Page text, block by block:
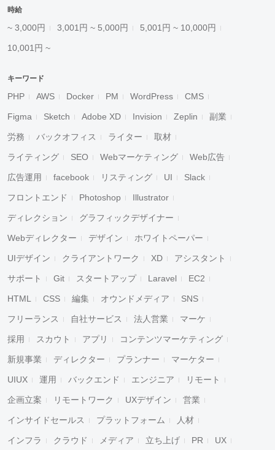
時給
~ 3,000円 3,001円 ~ 5,000円 5,001円 ~ 10,000円
10,001円 ~
キーワード
PHP AWS Docker PM WordPress CMS
Figma Sketch Adobe XD Invision Zeplin 副業
労務 バックオフィス ライター 取材
ライティング SEO Webマーケティング Web広告
広告運用 facebook リスティング UI Slack
フロントエンド Photoshop Illustrator
ディレクション グラフィックデザイナー
Webディレクター デザイン ホワイトペーパー
UIデザイン クライアントワーク XD アシスタント
サポート Git スタートアップ Laravel EC2
HTML CSS 編集 オウンドメディア SNS
フリーランス 自社サービス 法人営業 マーケ
採用 スカウト アプリ コンテンツマーケティング
新規事業 ディレクター プランナー マーケター
UIUX 運用 バックエンド エンジニア リモート
企画立案 リモートワーク UXデザイン 営業
インサイドセールス プラットフォーム 人材
インフラ クラウド メディア 立ち上げ PR UX